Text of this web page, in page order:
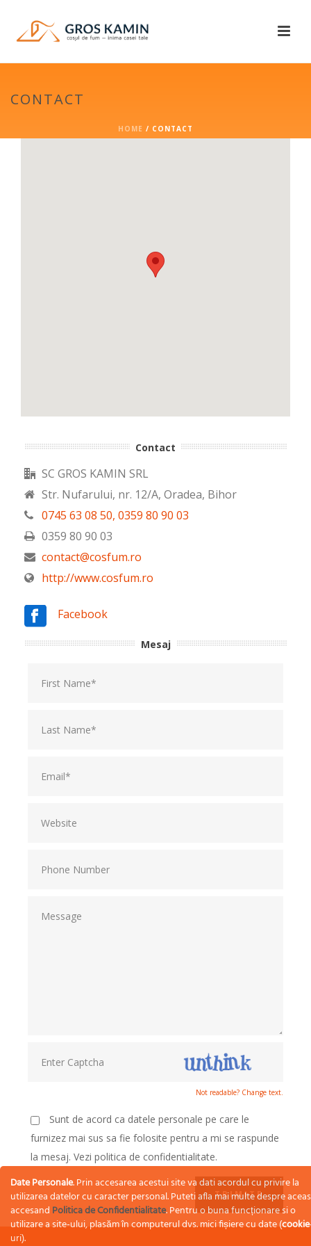
CONTACT
HOME / CONTACT
Contact
SC GROS KAMIN SRL
Str. Nufarului, nr. 12/A, Oradea, Bihor
0745 63 08 50, 0359 80 90 03
0359 80 90 03
contact@cosfum.ro
http://www.cosfum.ro
Facebook
Mesaj
Not readable? Change text.
Sunt de acord ca datele personale pe care le
furnizez mai sus sa fie folosite pentru a mi se raspunde
la mesaj. Vezi politica de confidentialitate.
TRIMITE
Date Personale. Prin accesarea acestui site va dati acordul cu privire la
utilizarea datelor cu caracter personal. Puteti afla mai multe despre
accesand Politica de Confidentialitate. Pentru o buna funcționare si o
utilizare a site-ului, plasăm în computerul dvs. mici fișiere cu date (cookie
uri).